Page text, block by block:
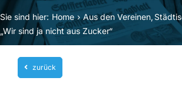
Home
Themen
Blog
Unternehmen
Sie sind hier: Home Aus den Vereinen
„Wir sind ja nicht aus Zucker“
zurück